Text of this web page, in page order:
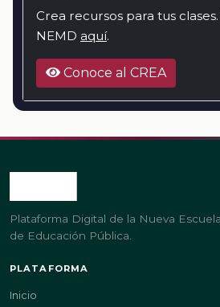
Crea recursos para tus
NEMD aquí.
Conoce al CREA
Plataforma Digital de la Nueva
de Educación Pública.
PLATAFORMA
Inicio